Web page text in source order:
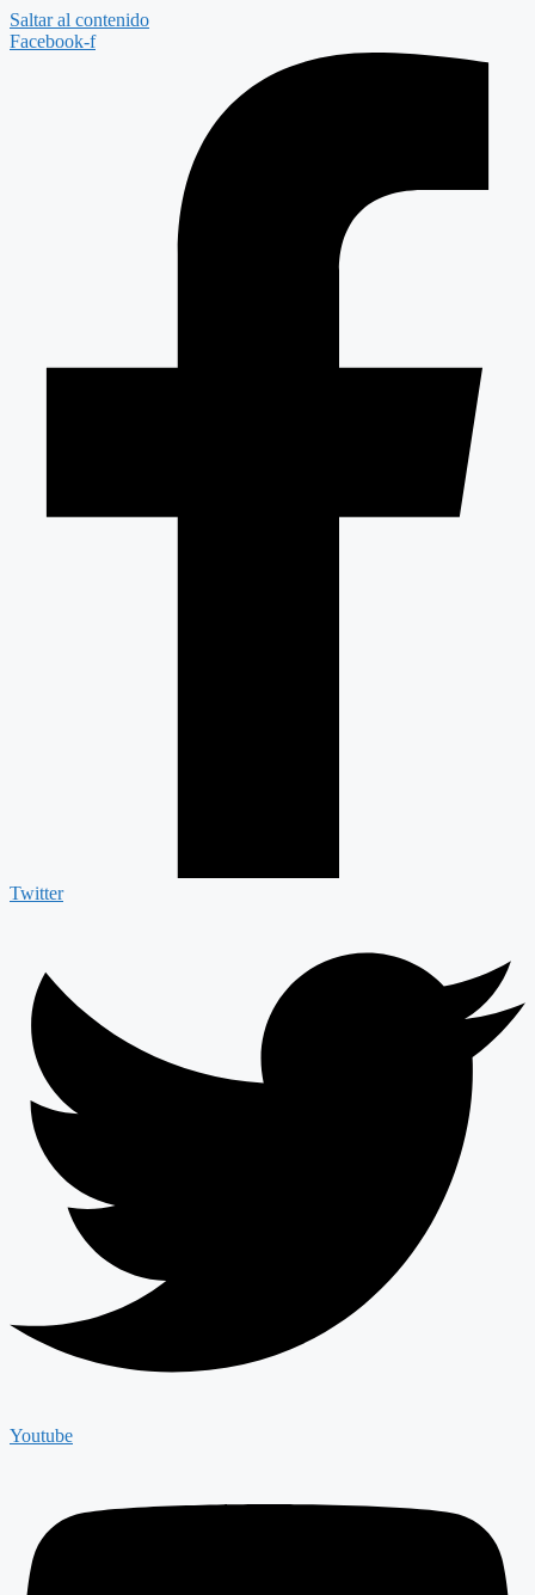
Saltar al contenido
Facebook-f
Twitter
Youtube